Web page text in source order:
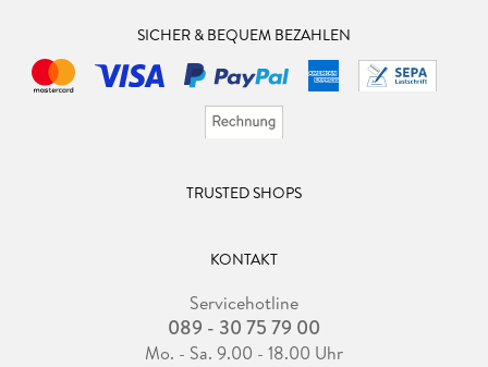
SICHER & BEQUEM BEZAHLEN
TRUSTED SHOPS
KONTAKT
Servicehotline
089 - 30 75 79 00
Mo. - Sa. 9.00 - 18.00 Uhr